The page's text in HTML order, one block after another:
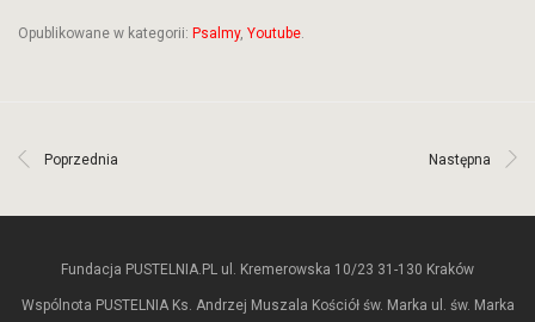
Opublikowane w kategorii: Psalmy, Youtube.
Poprzednia Następna
Fundacja PUSTELNIA.PL ul. Kremerowska 10/23 31-130 Kraków
Wspólnota PUSTELNIA Ks. Andrzej Muszala Kościół św. Marka ul. św. Marka